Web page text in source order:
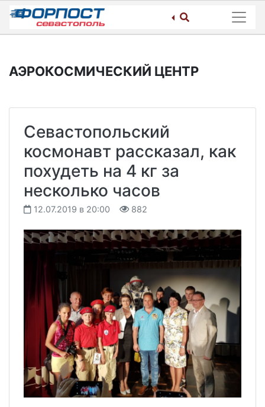
Skip
content
АЭРОКОСМИЧЕСКИЙ ЦЕНТР
Севастопольский
космонавт рассказал, как
похудеть на 4 кг за
несколько часов
12.07.2019 в 20:00 882